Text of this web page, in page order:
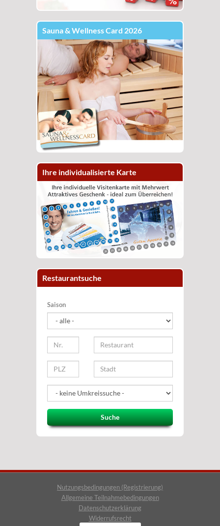
Sauna & Wellness Card 2026
Ihre individualisierte Karte
Restaurantsuche
Saison
Suche
Nutzungsbedingungen (Registrierung)
Allgemeine Teilnahmebedingungen
Datenschutzerklärung
Widerrufsrecht